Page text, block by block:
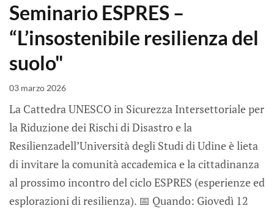
Seminario ESPRES –
“L’insostenibile resilienza del
suolo"
03 marzo 2026
La Cattedra UNESCO in Sicurezza Intersettoriale per
la Riduzione dei Rischi di Disastro e la
Resilienzadell’Università degli Studi di Udine è lieta
di invitare la comunità accademica e la cittadinanza
al prossimo incontro del ciclo ESPRES (esperienze ed
esplorazioni di resilienza). 📅 Quando: Giovedì 12